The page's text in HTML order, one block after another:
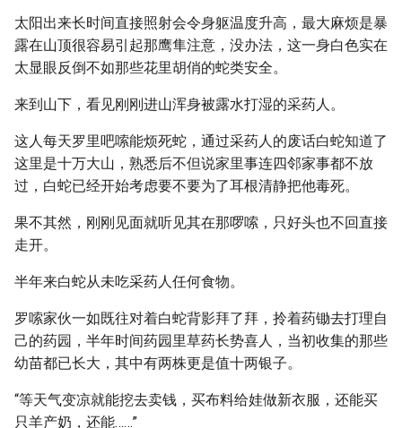
太阳出来长时间直接照射会令身躯温度升高，最大麻烦是暴
露在山顶很容易引起那鹰隼注意，没办法，这一身白色实在
太显眼反倒不如那些花里胡俏的蛇类安全。
来到山下，看见刚刚进山浑身被露水打湿的采药人。
这人每天罗里吧嗦能烦死蛇，通过采药人的废话白蛇知道了
这里是十万大山，熟悉后不但说家里事连四邻家事都不放
过，白蛇已经开始考虑要不要为了耳根清静把他毒死。
果不其然，刚刚见面就听见其在那啰嗦，只好头也不回直接
走开。
半年来白蛇从未吃采药人任何食物。
罗嗦家伙一如既往对着白蛇背影拜了拜，拎着药锄去打理自
己的药园，半年时间药园里草药长势喜人，当初收集的那些
幼苗都已长大，其中有两株更是值十两银子。
“等天气变凉就能挖去卖钱，买布料给娃做新衣服，还能买
只羊产奶，还能……”